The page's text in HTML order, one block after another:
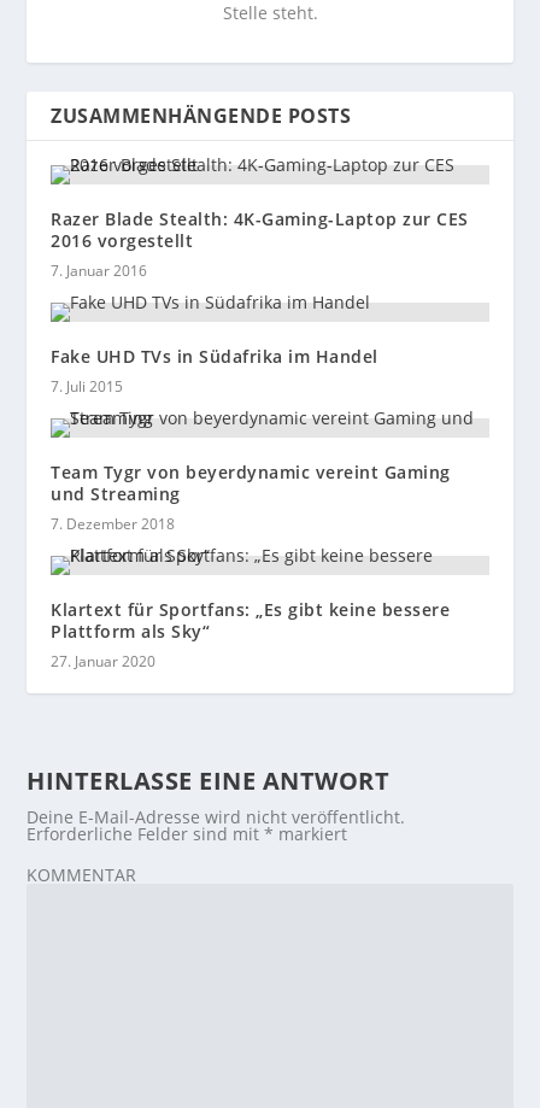
Stelle steht.
ZUSAMMENHÄNGENDE POSTS
Razer Blade Stealth: 4K-Gaming-Laptop zur CES
2016 vorgestellt
7. Januar 2016
Fake UHD TVs in Südafrika im Handel
7. Juli 2015
Team Tygr von beyerdynamic vereint Gaming
und Streaming
7. Dezember 2018
Klartext für Sportfans: „Es gibt keine bessere
Plattform als Sky“
27. Januar 2020
HINTERLASSE EINE ANTWORT
Deine E-Mail-Adresse wird nicht veröffentlicht.
Erforderliche Felder sind mit* markiert
KOMMENTAR